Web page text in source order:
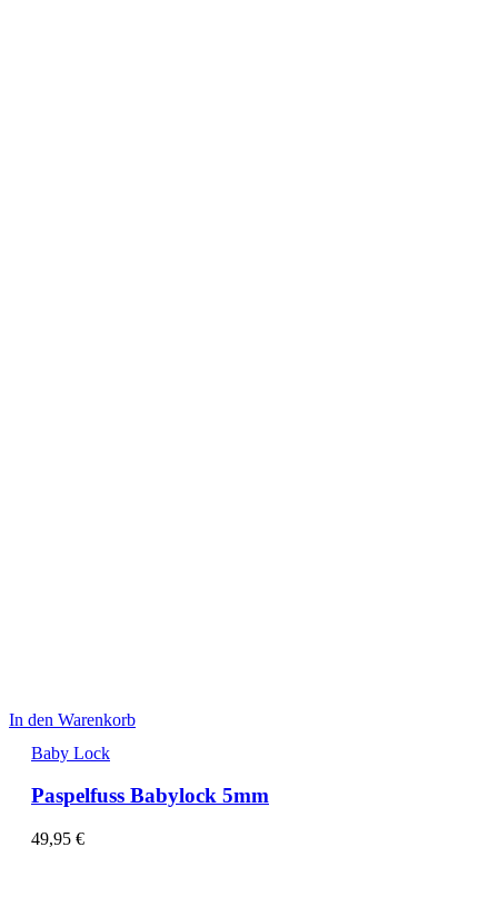
In den Warenkorb
Baby Lock
Paspelfuss Babylock 5mm
49,95 €